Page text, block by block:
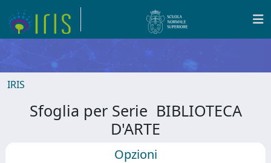
IRIS
Sfoglia per Serie BIBLIOTECA
D'ARTE
Opzioni